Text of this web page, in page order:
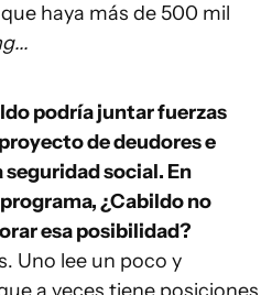
haya más de 500 mil
podría juntar fuerzas
de deudores e
social. En
¿Cabildo no
esa posibilidad?
Uno lee un poco y